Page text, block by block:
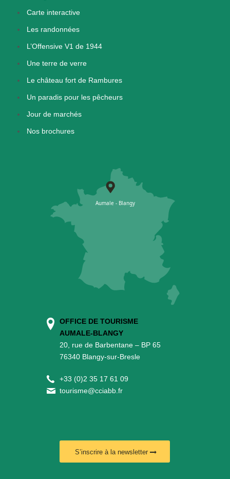
Carte interactive
Les randonnées
L’Offensive V1 de 1944
Une terre de verre
Le château fort de Rambures
Un paradis pour les pêcheurs
Jour de marchés
Nos brochures
OFFICE DE TOURISME
AUMALE-BLANGY
20, rue de Barbentane – BP 65
76340 Blangy-sur-Bresle
+33 (0)2 35 17 61 09
tourisme@cciabb.fr
S’inscrire à la newsletter